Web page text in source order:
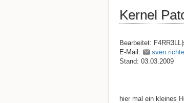
Kernel
Bearbeitet:
E-Mail:
Stand: 03.03.2009
hier mal ein kleines